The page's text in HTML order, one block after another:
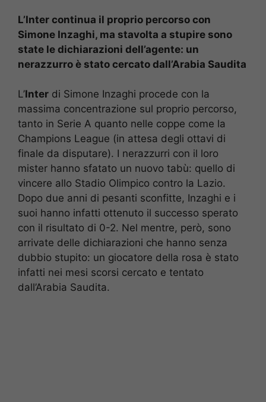
L’Inter continua il proprio percorso con
Simone Inzaghi, ma stavolta a stupire sono
state le dichiarazioni dell’agente: un
nerazzurro è stato cercato dall’Arabia Saudita
L’Inter di Simone Inzaghi procede con la
massima concentrazione sul proprio percorso,
tanto in Serie A quanto nelle coppe come la
Champions League (in attesa degli ottavi di
finale da disputare). I nerazzurri con il loro
mister hanno sfatato un nuovo tabù: quello di
vincere allo Stadio Olimpico contro la Lazio.
Dopo due anni di pesanti sconfitte, Inzaghi e i
suoi hanno infatti ottenuto il successo sperato
con il risultato di 0-2. Nel mentre, però, sono
arrivate delle dichiarazioni che hanno senza
dubbio stupito: un giocatore della rosa è stato
infatti nei mesi scorsi cercato e tentato
dall’Arabia Saudita.